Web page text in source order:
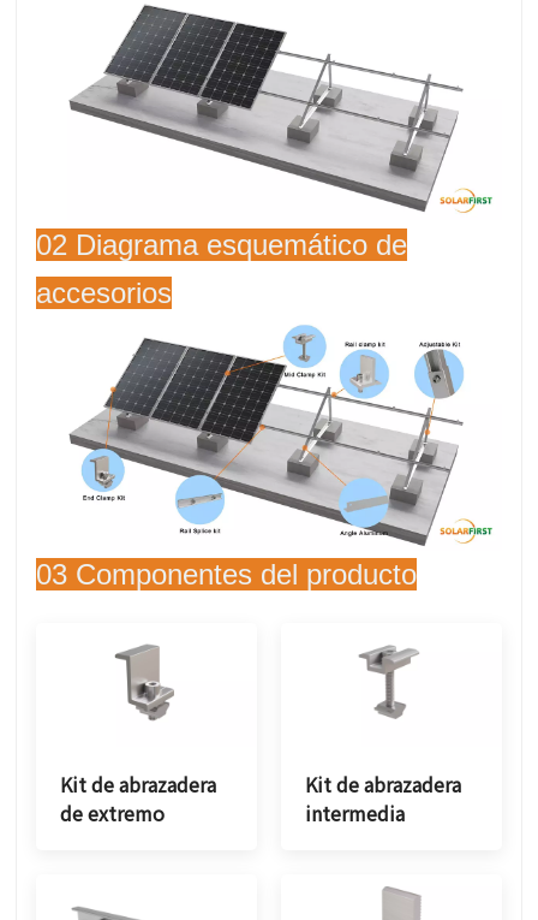
02 Diagrama esquemático de
accesorios
03 Componentes del producto
Kit de abrazadera
de extremo
Kit de abrazadera
intermedia